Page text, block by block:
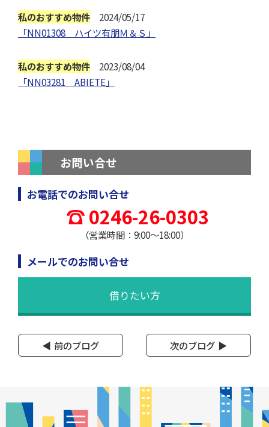
私のおすすめ物件 2024/05/17
「NN01308 ハイツ有朋Ｍ＆Ｓ」
私のおすすめ物件 2023/08/04
「NN03281 ABIETE」
お問い合せ
お電話でのお問い合せ
0246-26-0303
（営業時間：9:00～18:00）
メールでのお問い合せ
借りたい方
前のブログ 次のブログ